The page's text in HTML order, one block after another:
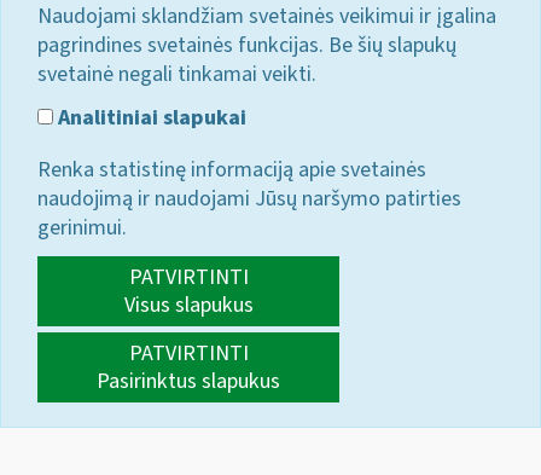
Naudojami sklandžiam svetainės veikimui ir įgalina
pagrindines svetainės funkcijas. Be šių slapukų
svetainė negali tinkamai veikti.
Analitiniai slapukai
Renka statistinę informaciją apie svetainės
naudojimą ir naudojami Jūsų naršymo patirties
gerinimui.
PATVIRTINTI
Visus slapukus
PATVIRTINTI
Pasirinktus slapukus